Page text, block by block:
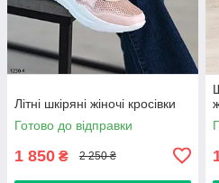
Літні шкіряні жіночі кросівки
Готово до відправки
1 850 ₴ 2 250 ₴